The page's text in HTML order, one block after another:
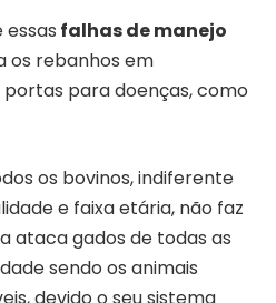
essas falhas de manejo
os rebanhos em
para doenças, como
os bovinos, indiferente
e faixa etária, não faz
ataca gados de todas as
sendo os animais
devido o seu sistema